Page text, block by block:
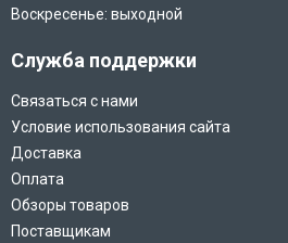
Воскресенье: выходной
Служба поддержки
Связаться с нами
Условие использования сайта
Доставка
Оплата
Обзоры товаров
Поставщикам